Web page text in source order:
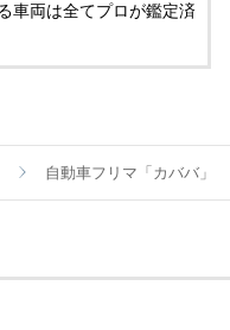
車両は全てプロが鑑定済
自動車フリマ「カババ」